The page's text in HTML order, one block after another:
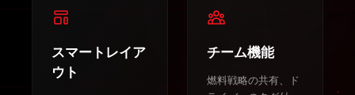
スマートレイア
ウト
チーム機能
燃料戦略の共有、ド